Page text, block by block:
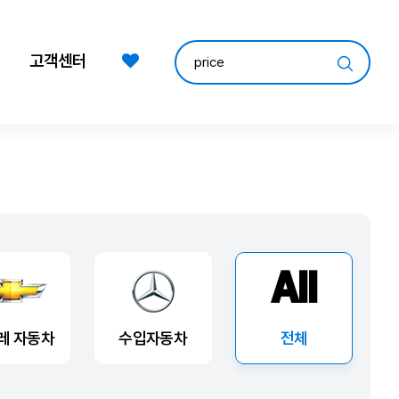
고객센터
자동차 수입자동차
All
전체